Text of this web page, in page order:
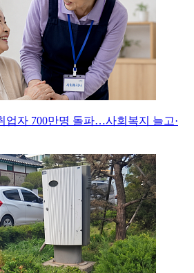
업자 700만명 돌파…사회복지 늘고·